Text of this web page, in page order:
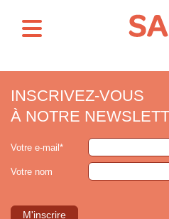
INSCRIVEZ-VOUS
À NOTRE
Votre e-mail*
Votre nom